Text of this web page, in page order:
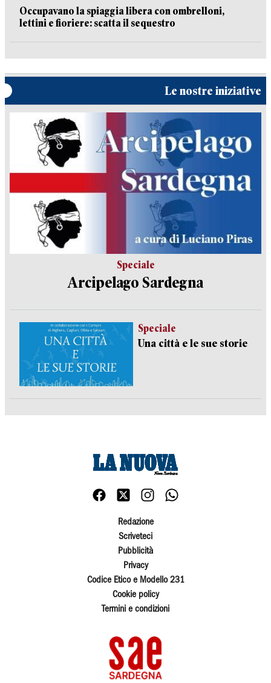
Occupavano la spiaggia libera con ombrelloni,
lettini e fioriere: scatta il sequestro
Le nostre iniziative
Speciale
Arcipelago Sardegna
Speciale
Una città e le sue storie
Redazione
Scriveteci
Pubblicità
Privacy
Codice Etico e Modello 231
Cookie policy
Termini e condizioni